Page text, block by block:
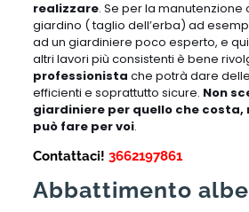
realizzare. Se per la manutenzione
giardino ( taglio dell’erba) ad
ad un giardiniere poco esperto, e
altri lavori più consistenti è bene
professionista che potrà dare
efficienti e soprattutto sicure. Non
giardiniere per quello che costa,
può fare per voi.
Contattaci! 3662197861
Abbattimento